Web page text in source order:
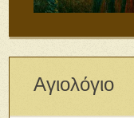
Αγιολόγιο